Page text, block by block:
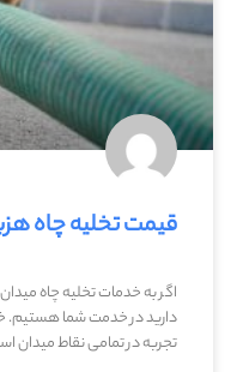
قیمت تخلیه چاه
اگر به خدمات تخلیه چاه
دارید در خدمت شما هستیم.
تجربه در تمامی نقاط میدان